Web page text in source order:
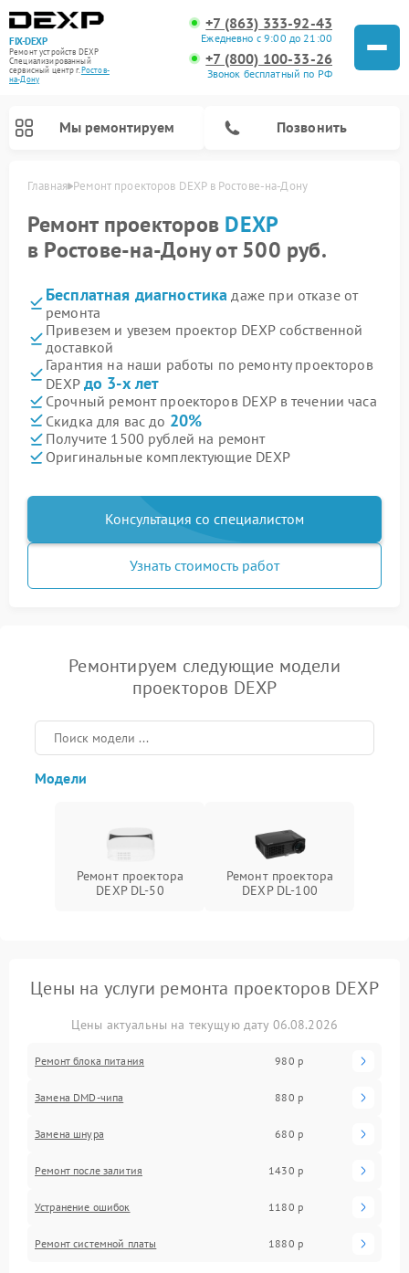
FIX-DEXP
Ремонт устройств DEXP
Специализированный
cервисный центр г.Ростов-
на-Дону
+7 (863) 333-92-43
Ежедневно с 9:00 до 21:00
+7 (800) 100-33-26
Звонок бесплатный по РФ
Мы ремонтируем Позвонить
Главная Ремонт проекторов DEXP в Ростове-на-Дону
Ремонт проекторов DEXP
в Ростове-на-Дону от 500 руб.
Бесплатная диагностика даже при отказе от
ремонта
Привезем и увезем проектор DEXP собственной
доставкой
Гарантия на наши работы по ремонту проекторов
DEXP до 3-х лет
Срочный ремонт проекторов DEXP в течении часа
Скидка для вас до 20%
Получите 1500 рублей на ремонт
Оригинальные комплектующие DEXP
Консультация со специалистом
Узнать стоимость работ
Ремонтируем следующие модели
проекторов DEXP
Модели
Ремонт проектора
DEXP DL-50
Ремонт проектора
DEXP DL-100
Цены на услуги ремонта проекторов DEXP
Цены актуальны на текущую дату 06.08.2026
Ремонт блока питания 980 р
Замена DMD-чипа 880 р
Замена шнура 680 р
Ремонт после залития 1430 р
Устранение ошибок 1180 р
Ремонт системной платы 1880 р